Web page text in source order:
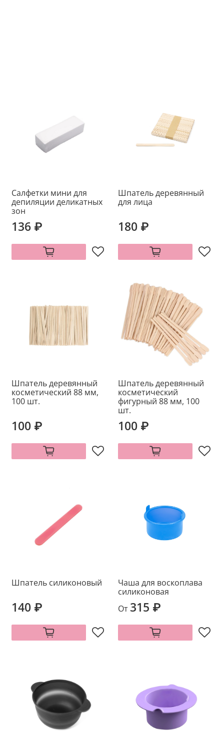
Салфетки мини для
депиляции деликатных
зон
136 ₽
Шпатель деревянный
для лица
180 ₽
Шпатель деревянный
косметический 88 мм,
100 шт.
100 ₽
Шпатель деревянный
косметический
фигурный 88 мм, 100
шт.
100 ₽
Шпатель силиконовый
140 ₽
Чаша для воскоплава
силиконовая
От 315 ₽